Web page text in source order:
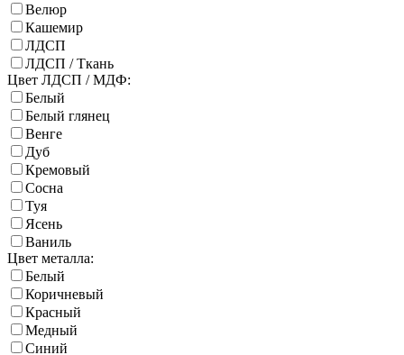
Велюр
Кашемир
ЛДСП
ЛДСП / Ткань
Цвет ЛДСП / МДФ:
Белый
Белый глянец
Венге
Дуб
Кремовый
Сосна
Туя
Ясень
Ваниль
Цвет металла:
Белый
Коричневый
Красный
Медный
Синий